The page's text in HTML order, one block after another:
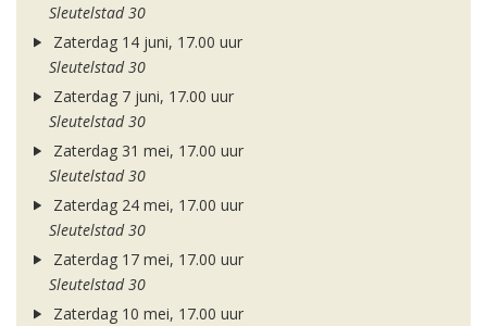
Sleutelstad 30
Zaterdag 14 juni, 17.00 uur
Sleutelstad 30
Zaterdag 7 juni, 17.00 uur
Sleutelstad 30
Zaterdag 31 mei, 17.00 uur
Sleutelstad 30
Zaterdag 24 mei, 17.00 uur
Sleutelstad 30
Zaterdag 17 mei, 17.00 uur
Sleutelstad 30
Zaterdag 10 mei, 17.00 uur